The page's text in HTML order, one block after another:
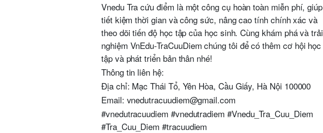
Vnedu Tra cứu điểm là một công cụ hoàn toàn miễn phí, giúp
tiết kiệm thời gian và công sức, nâng cao tính chính xác và
theo dõi tiến độ học tập của học sinh. Cùng khám phá và trải
nghiệm VnEdu-TraCuuDiem chúng tôi để có thêm cơ hội học
tập và phát triển bản thân nhé!
Thông tin liên hệ:
Địa chỉ: Mạc Thái Tổ, Yên Hòa, Cầu Giấy, Hà Nội 100000
Email: vnedutracuudiem@gmail.com
#vnedutracuudiem #vnedutradiem #Vnedu_Tra_Cuu_Diem
#Tra_Cuu_Diem #tracuudiem